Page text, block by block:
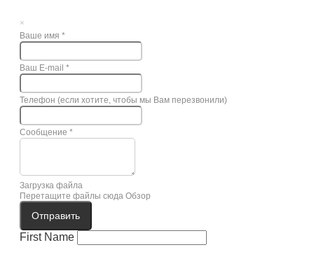
×
Ваше имя *
Ваш E-mail *
Телефон (если хотите, чтобы мы Вам перезвонили)
Сообщение *
Загрузка файла
Перетащите файлы сюда Обзор
Отправить
First Name